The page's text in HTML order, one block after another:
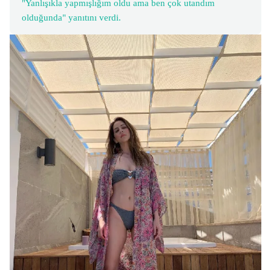
"Yanlışıkla yapmışlığım oldu ama ben çok utandım
olduğunda" yanıtını verdi.